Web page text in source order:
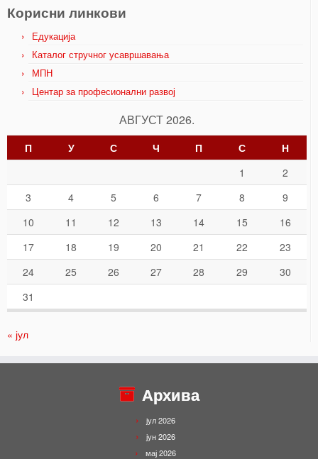
Корисни линкови
Едукација
Каталог стручног усавршавања
МПН
Центар за професионални развој
АВГУСТ 2026.
П У С Ч П С
Н
1
2
3
4 5 6 7 8
9
10
11 12 13 14 15
16
17
18 19 20 21 22
23
24
25 26 27 28 29
30
31
« јул
Архива
јул 2026
јун 2026
мај 2026